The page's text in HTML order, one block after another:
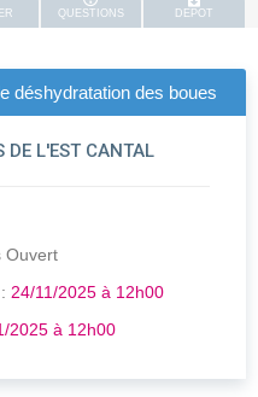
QUESTIONS DEPOT
déshydratation des boues
DE L'EST CANTAL
Ouvert
24/11/2025 à 12h00
2025 à 12h00